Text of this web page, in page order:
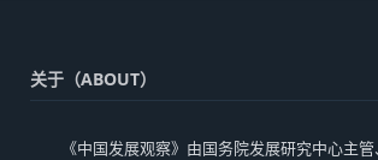
关于（ABOUT）
《中国发展观察》由国务院发展研究中心主